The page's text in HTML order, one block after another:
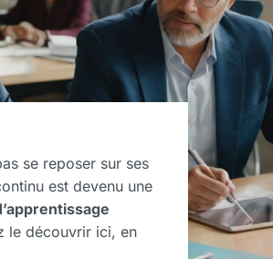
se reposer sur ses
est devenu une
le découvrir ici, en